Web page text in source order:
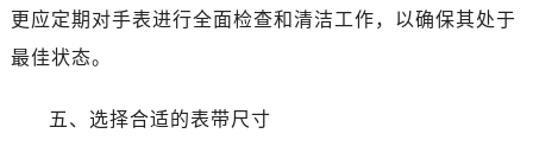
更应定期对手表进行全面检查和清洁工作，以确保其处于
最佳状态。
五、选择合适的表带尺寸